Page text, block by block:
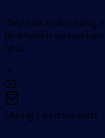
Tiếp cận khách hàng
phẩm/dịch vụ của
nhất.
↗
02
Quảng cáo mua sắm